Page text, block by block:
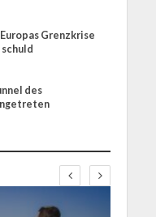
Grenzkrise
des